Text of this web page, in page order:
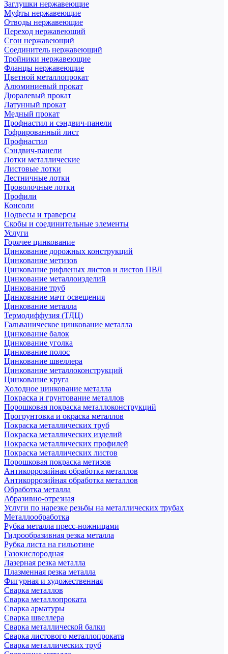
Заглушки нержавеющие
Муфты нержавеющие
Отводы нержавеющие
Переход нержавеющий
Сгон нержавеющий
Соединитель нержавеющий
Тройники нержавеющие
Фланцы нержавеющие
Цветной металлопрокат
Алюминиевый прокат
Дюралевый прокат
Латунный прокат
Медный прокат
Профнастил и сэндвич-панели
Гофрированный лист
Профнастил
Сэндвич-панели
Лотки металлические
Листовые лотки
Лестничные лотки
Проволочные лотки
Профили
Консоли
Подвесы и траверсы
Скобы и соединительные элементы
Услуги
Горячее цинкование
Цинкование дорожных конструкций
Цинкование метизов
Цинкование рифленых листов и листов ПВЛ
Цинкование металлоизделий
Цинкование труб
Цинкование мачт освещения
Цинкование металла
Термодиффузия (ТДЦ)
Гальваническое цинкование металла
Цинкование балок
Цинкование уголка
Цинкование полос
Цинкование швеллера
Цинкование металлоконструкций
Цинкование круга
Холодное цинкование металла
Покраска и грунтование металлов
Порошковая покраска металлоконструкций
Прогрунтовка и окраска металлов
Покраска металлических труб
Покраска металлических изделий
Покраска металлических профилей
Покраска металлических листов
Порошковая покраска метизов
Антикоррозийная обработка металлов
Антикоррозийная обработка металлов
Обработка металла
Абразивно-отрезная
Услуги по нарезке резьбы на металлических трубах
Металлообработка
Рубка металла пресс-ножницами
Гидрообразивная резка металла
Рубка листа на гильотине
Газокислородная
Лазерная резка металла
Плазменная резка металла
Фигурная и художественная
Сварка металлов
Сварка металлопроката
Сварка арматуры
Сварка швеллера
Сварка металлической балки
Сварка листового металлопроката
Сварка металлических труб